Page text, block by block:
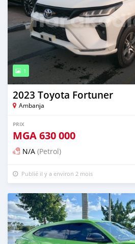
1
2023 Toyota Fortuner
Ambanja
PRIX
MGA630 000
N/A (Petrol)
Publié il y a environ 2 mois